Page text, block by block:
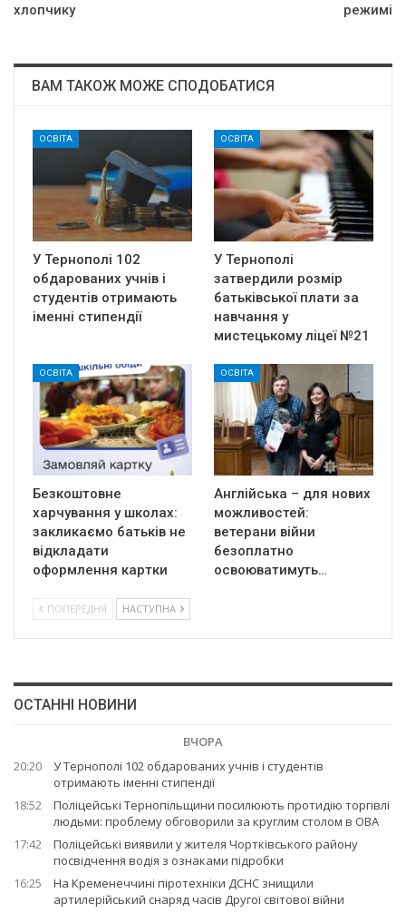
хлопчику
режимі
ВАМ ТАКОЖ МОЖЕ СПОДОБАТИСЯ
ОСВІТА
У Тернополі 102
обдарованих учнів і
студентів отримають
іменні стипендії
ОСВІТА
У Тернополі
затвердили розмір
батьківської плати за
навчання у
мистецькому ліцеї №21
ОСВІТА
Безкоштовне
харчування у школах:
закликаємо батьків не
відкладати
оформлення картки
ОСВІТА
Англійська – для нових
можливостей:
ветерани війни
безоплатно
освоюватимуть…
ПОПЕРЕДНЯ НАСТУПНА
ОСТАННІ НОВИНИ
ВЧОРА
20:20
У Тернополі 102 обдарованих учнів і студентів
отримають іменні стипендії
18:52
Поліцейські Тернопільщини посилюють протидію торгівлі
людьми: проблему обговорили за круглим столом в ОВА
17:42
Поліцейські виявили у жителя Чортківського району
посвідчення водія з ознаками підробки
16:25
На Кременеччині піротехніки ДСНС знищили
артилерійський снаряд часів Другої світової війни